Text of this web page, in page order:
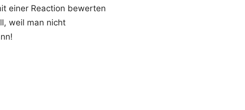
einer Reaction bewerten
weil man nicht